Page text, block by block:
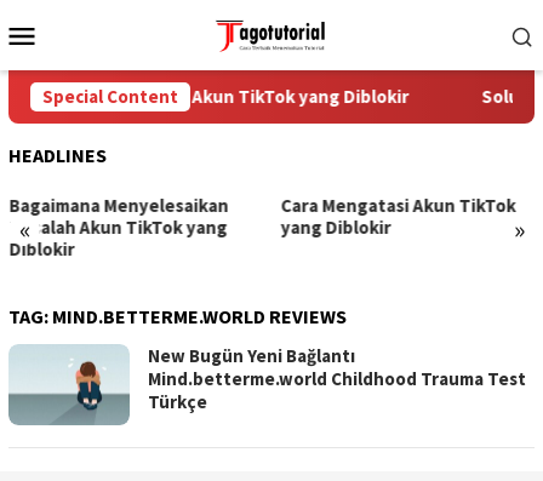
to
Menu
Special Content
Cara Mengatasi Akun TikTok yang Diblokir Solusi
HEADLINES
« »
Bagaimana Menyelesaikan
Masalah Akun TikTok yang
Diblokir
Cara Mengatasi Akun TikTok
yang Diblokir
TAG: MIND.BETTERME.WORLD REVIEWS
New Bugün Yeni Bağlantı
Mind.betterme.world Childhood Trauma Test
Türkçe